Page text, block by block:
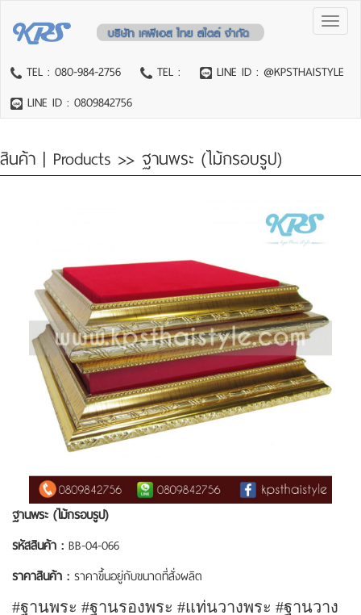
Toggle
TEL : 080-984-2756
TEL :
LINE ID : @KPSTHAISTYLE
LINE ID : 0809842756
สินค้า | Products >> ฐานพระ (ไม้กรอบรูป)
ฐานพระ (ไม้กรอบรูป)
รหัสสินค้า : BB-04-066
ราคาสินค้า : ราคาขึ้นอยู่กับขนาดที่สั่งผลิต
#ฐานพระ #ฐานรองพระ #แท่นวางพระ #ฐานวาง